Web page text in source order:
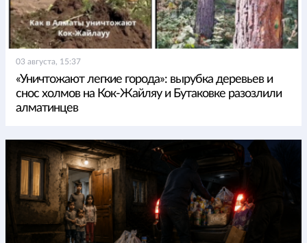
03 августа, 15:37
«Уничтожают легкие города»: вырубка деревьев и
снос холмов на Кок-Жайляу и Бутаковке разозлили
алматинцев